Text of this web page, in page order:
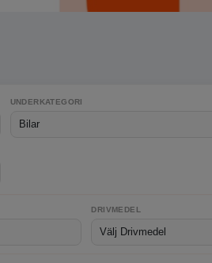
UNDERKATEGORI
DRIVMEDEL